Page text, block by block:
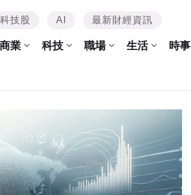
技股 AI 最新財經資訊
商業 科技 職場 生活 時事